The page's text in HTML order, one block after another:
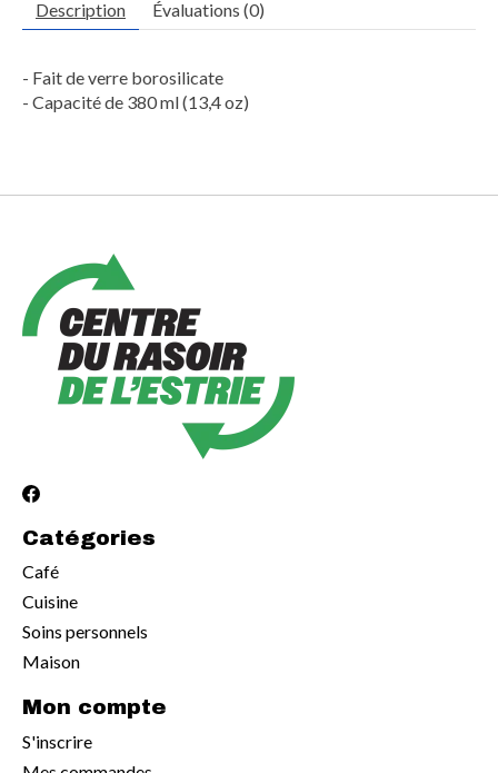
Description Évaluations (0)
- Fait de verre borosilicate
- Capacité de 380 ml (13,4 oz)
Catégories
Café
Cuisine
Soins personnels
Maison
Mon compte
S'inscrire